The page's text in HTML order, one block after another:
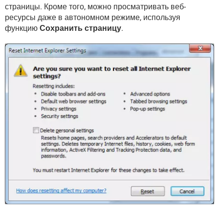
YANDEX
страницы. Кроме того, можно просматривать веб-
ресурсы даже в автономном режиме, используя
функцию Сохранить страницу.